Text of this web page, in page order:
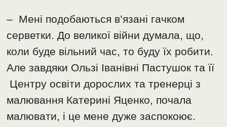
– Мені подобаються в’язані гачком
серветки. До великої війни думала, що,
коли буде вільний час, то буду їх робити.
Але завдяки Ользі Іванівні Пастушок та її
Центру освіти дорослих та тренерці з
малювання Катерині Яценко, почала
малювати, і це мене дуже заспокоює.